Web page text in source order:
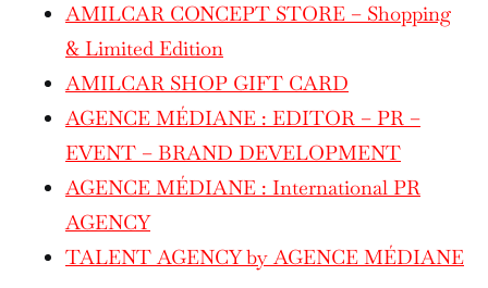
AMILCAR CONCEPT STORE – Shopping
& Limited Edition
AMILCAR SHOP GIFT CARD
AGENCE MÉDIANE : EDITOR – PR –
EVENT – BRAND DEVELOPMENT
AGENCE MÉDIANE : International PR
AGENCY
TALENT AGENCY by AGENCE MÉDIANE